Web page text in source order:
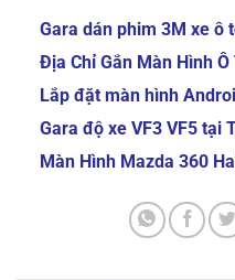
Gara dán phim 3M xe ô
Địa Chỉ Gắn Màn Hình
Lắp đặt màn hình
Gara độ xe VF3 VF5 tại
Màn Hình Mazda 360